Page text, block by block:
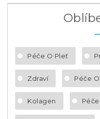
Péče O Pleť
Zdraví Péče
Kolagen